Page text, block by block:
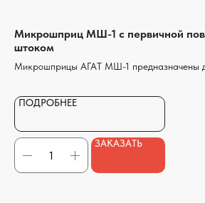
Микрошприц МШ-1 с первичной
штоком
Микрошприцы АГАТ МШ-1 предназначены
Чернёный шток способствует лучшей
ПОДРОБНЕЕ
ЗАКАЗАТЬ